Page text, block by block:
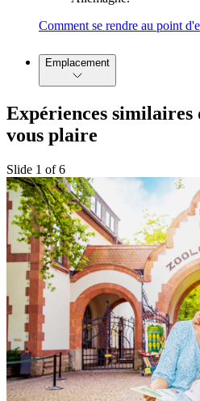
Comment se rendre au point
Emplacement
Expériences
vous plaire
Slide 1 of 6